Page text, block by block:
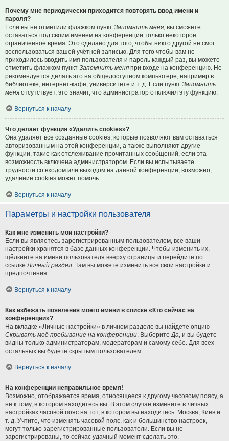
Почему мне периодически приходится повторять ввод имени и
пароля?
Если вы не отметили флажком пункт Запомнить меня , вы сможете
оставаться под своим именем на конференции только некоторое
ограниченное время. Это сделано для того, чтобы никто другой не смог
воспользоваться вашей учётной записью. Для того чтобы вам не
приходилось вводить имя пользователя и пароль каждый раз, вы можете
отметить флажком пункт Запомнить меня при входе на конференцию. Не
рекомендуется делать это на общедоступном компьютере, например в
библиотеке, интернет-кафе, университете и т. д. Если пункт Запомнить
меня отсутствует, это значит, что администратор отключил эту функцию.
Вернуться к началу
Что делает функция «Удалить cookies»?
Она удаляет все созданные cookies, которые позволяют вам оставаться
авторизованным на этой конференции, а также выполняют другие
функции, такие как отслеживание прочитанных сообщений, если эта
возможность включена администратором. Если вы испытываете
трудности со входом или выходом на данной конференции, возможно,
удаление cookies может помочь.
Вернуться к началу
Параметры и настройки пользователя
Как мне изменить мои настройки?
Если вы являетесь зарегистрированным пользователем, все ваши
настройки хранятся в базе данных конференции. Чтобы изменить их,
щёлкните на имени пользователя вверху страницы и перейдите по
ссылке Личный раздел . Там вы можете изменить все свои настройки и
предпочтения.
Вернуться к началу
Как избежать появления моего имени в списке «Кто сейчас на
конференции»?
На вкладке «Личные настройки» в личном разделе вы найдёте опцию
Скрывать моё пребывание на конференции . Выберите Да , и вы будете
видны только администраторам, модераторам и самому себе. Для всех
остальных вы будете скрытым пользователем.
Вернуться к началу
На конференции неправильное время!
Возможно, отображается время, относящееся к другому часовому поясу, а
не к тому, в котором находитесь вы. В этом случае измените в личных
настройках часовой пояс на тот, в котором вы находитесь: Москва, Киев и
т. д. Учтите, что изменять часовой пояс, как и большинство настроек,
могут только зарегистрированные пользователи. Если вы не
зарегистрированы, то сейчас удачный момент сделать это.